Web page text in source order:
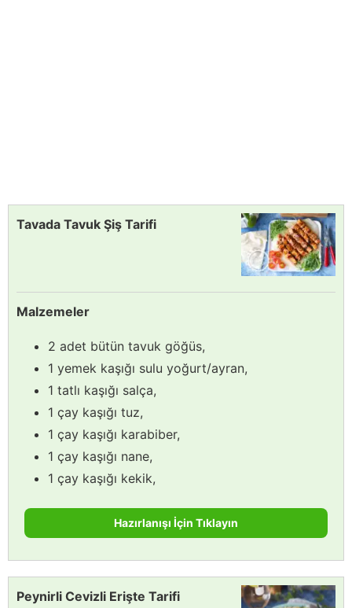
Tavada Tavuk Şiş Tarifi
Malzemeler
2 adet bütün tavuk göğüs,
1 yemek kaşığı sulu yoğurt/ayran,
1 tatlı kaşığı salça,
1 çay kaşığı tuz,
1 çay kaşığı karabiber,
1 çay kaşığı nane,
1 çay kaşığı kekik,
Hazırlanışı İçin Tıklayın
Peynirli Cevizli Erişte Tarifi